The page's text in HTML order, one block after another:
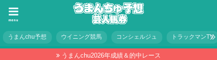
menu
うまんchu予想 ウイニング競馬 コンシェルジュ トラックマンTV
うまんchu2026年成績＆的中レース